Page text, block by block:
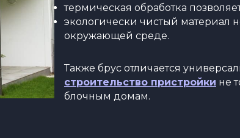
термическая обработка
экологически чистый материал
окружающей среде.
Также брус отличается
строительство пристройки не
блочным домам.